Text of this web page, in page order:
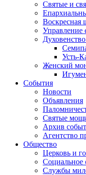
Святые и
Воскресная
Управление
Усть-
Женский
События
Новости
Объявления
Святые
Архив
Агентство
Общество
Церковь и
Социальное
Службы